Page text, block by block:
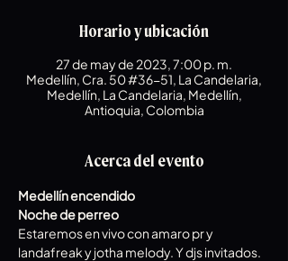
Horario y ubicación
27 de may de 2023, 7:00 p. m.
Medellín, Cra. 50 #36-51, La Candelaria,
Medellín, La Candelaria, Medellín,
Antioquia, Colombia
Acerca del evento
Medellín encendido
Noche de perreo
Estaremos en vivo con amaro pr y
landafreak y jotha melody. Y djs invitados.